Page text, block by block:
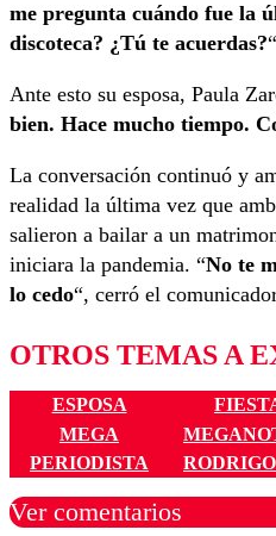
me pregunta cuándo fue la
discoteca? ¿Tú te acuerdas?
Ante esto su esposa, Paula
bien. Hace mucho tiempo.
La conversación continuó y
realidad la última vez que
salieron a bailar a un
iniciara la pandemia. “No te
lo cedo“, cerró el
OTROS TEMAS A
ESPOSA
MEGA
PERIODISTA
Ver comentarios